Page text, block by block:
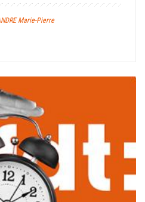
Marie-Pierre